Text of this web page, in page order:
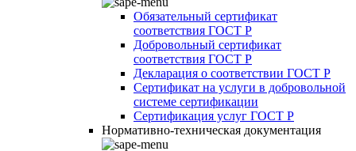
Обязательный сертификат
соответствия ГОСТ Р
Добровольный сертификат
соответствия ГОСТ Р
Декларация о соответствии ГОСТ Р
Сертификат на услуги в добровольной
системе сертификации
Сертификация услуг ГОСТ Р
Нормативно-техническая документация